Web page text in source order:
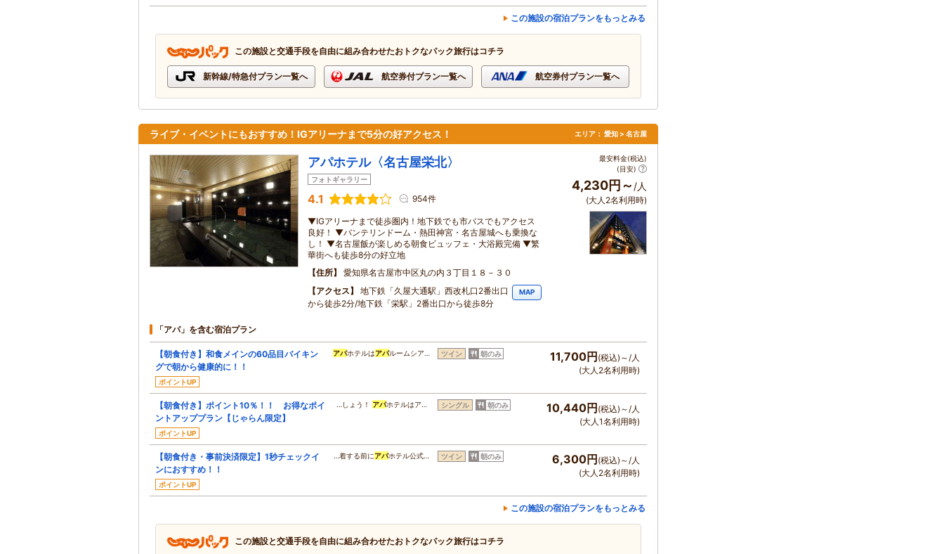
この施設の宿泊プランをもっとみる
この施設と交通手段を自由に組み合わせたおトクなパック旅行はコチラ
新幹線/特急付プラン一覧へ 航空券付プラン一覧へ 航空券付プラン一覧へ
ライブ・イベントにもおすすめ！IGアリーナまで5分の好アクセス！ エリア： 愛知 > 名古屋
アパホテル〈名古屋栄北〉
フォトギャラリー
4.1 954件
▼IGアリーナまで徒歩圏内！地下鉄でも市バスでもアクセス
良好！ ▼バンテリンドーム・熱田神宮・名古屋城へも乗換な
し！ ▼名古屋飯が楽しめる朝食ビュッフェ・大浴殿完備 ▼繁
華街へも徒歩8分の好立地
住所
愛知県名古屋市中区丸の内３丁目１８－３０
アクセス
地下鉄「久屋大通駅」西改札口2番出口
から徒歩2分/地下鉄「栄駅」2番出口から徒歩8分
MAP
最安料金(税込)
(目安)
4,230円～ /人
(大人2名利用時)
「アパ」を含む宿泊プラン
【朝食付き】和食メインの60品目バイキン
グで朝から健康的に！！
ポイントUP
アパホテルはアパルームシア… ツイン 朝のみ 11,700円 (税込)～/人
(大人2名利用時)
【朝食付き】ポイント10％！！ お得なポイ
ントアッププラン【じゃらん限定】
ポイントUP
…しょう！ アパホテルはア… シングル 朝のみ 10,440円 (税込)～/人
(大人1名利用時)
【朝食付き・事前決済限定】1秒チェックイ
ンにおすすめ！！
ポイントUP
…着する前にアパホテル公式… ツイン 朝のみ 6,300円 (税込)～/人
(大人2名利用時)
この施設の宿泊プランをもっとみる
この施設と交通手段を自由に組み合わせたおトクなパック旅行はコチラ